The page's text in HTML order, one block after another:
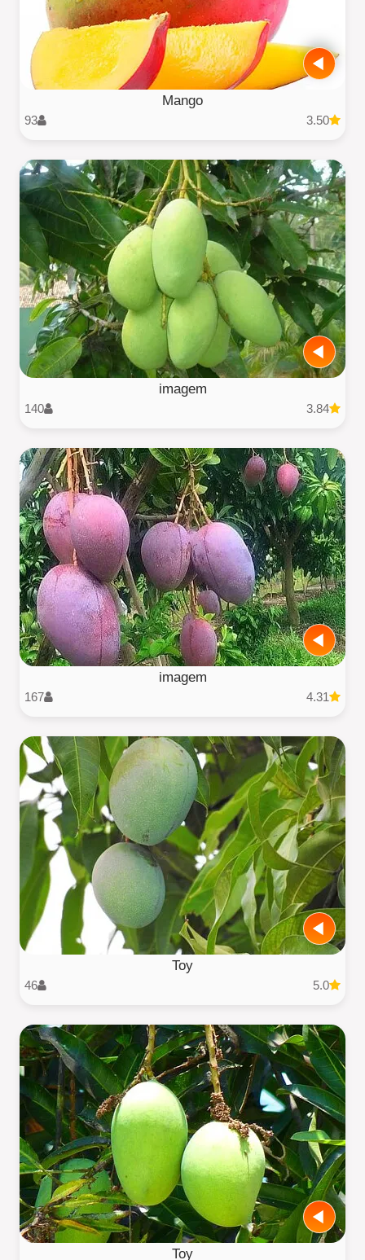
Mango
3.50
93
imagem
3.84
140
imagem
4.31
167
Toy
5.0
46
Toy